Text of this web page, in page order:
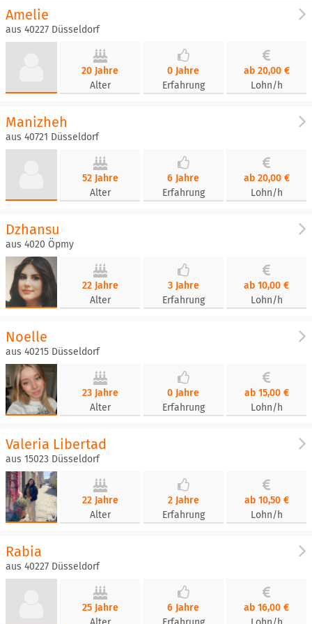
Amelie
aus 40227 Düsseldorf
20 Jahre
Alter
0 Jahre
Erfahrung
ab 20,00 €
Lohn/h
Manizheh
aus 40721 Düsseldorf
52 Jahre
Alter
6 Jahre
Erfahrung
ab 20,00 €
Lohn/h
Dzhansu
aus 4020 Öpmy
22 Jahre
Alter
3 Jahre
Erfahrung
ab 10,00 €
Lohn/h
Noelle
aus 40215 Düsseldorf
23 Jahre
Alter
0 Jahre
Erfahrung
ab 15,00 €
Lohn/h
Valeria Libertad
aus 15023 Düsseldorf
22 Jahre
Alter
2 Jahre
Erfahrung
ab 10,50 €
Lohn/h
Rabia
aus 40227 Düsseldorf
25 Jahre
6 Jahre
ab 16,00 €